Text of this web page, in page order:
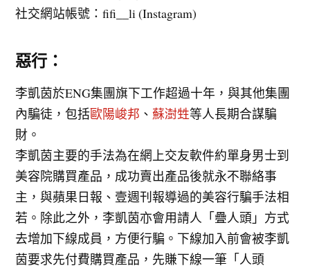
社交網站帳號：fifi__li (Instagram)
惡行：
李凱茵於ENG集團旗下工作超過十年，與其他集團
內騙徒，包括歐陽峻邦 、蘇澍甡等人長期合謀騙
財。
李凱茵主要的手法為在網上交友軟件約單身男士到
美容院購買產品，成功賣出產品後就永不聯絡事
主，與蘋果日報、壹週刊報導過的美容行騙手法相
若。除此之外，李凱茵亦會用請人「疊人頭」方式
去增加下線成員，方便行騙。下線加入前會被李凱
茵要求先付費購買產品，先賺下線一筆「人頭